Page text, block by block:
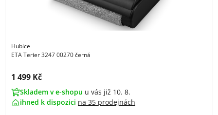
Hubice
ETA Terier 3247 00270 černá
Cena s DPH:
1 499 Kč
Skladem v e-shopu u vás již 10. 8.
ihned k dispozici na 35 prodejnách